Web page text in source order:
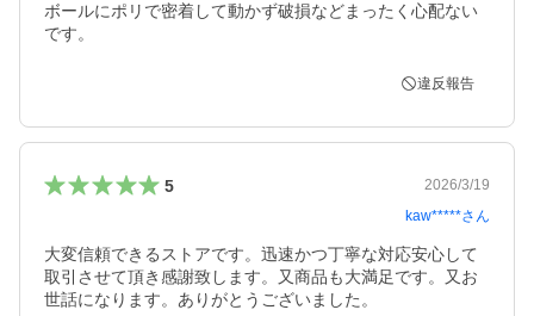
ボールにポリで密着して動かず破損などまったく心配ない
です。
違反報告
5
2026/3/19
kaw*****さん
大変信頼できるストアです。迅速かつ丁寧な対応安心して
取引させて頂き感謝致します。又商品も大満足です。又お
世話になります。ありがとうございました。